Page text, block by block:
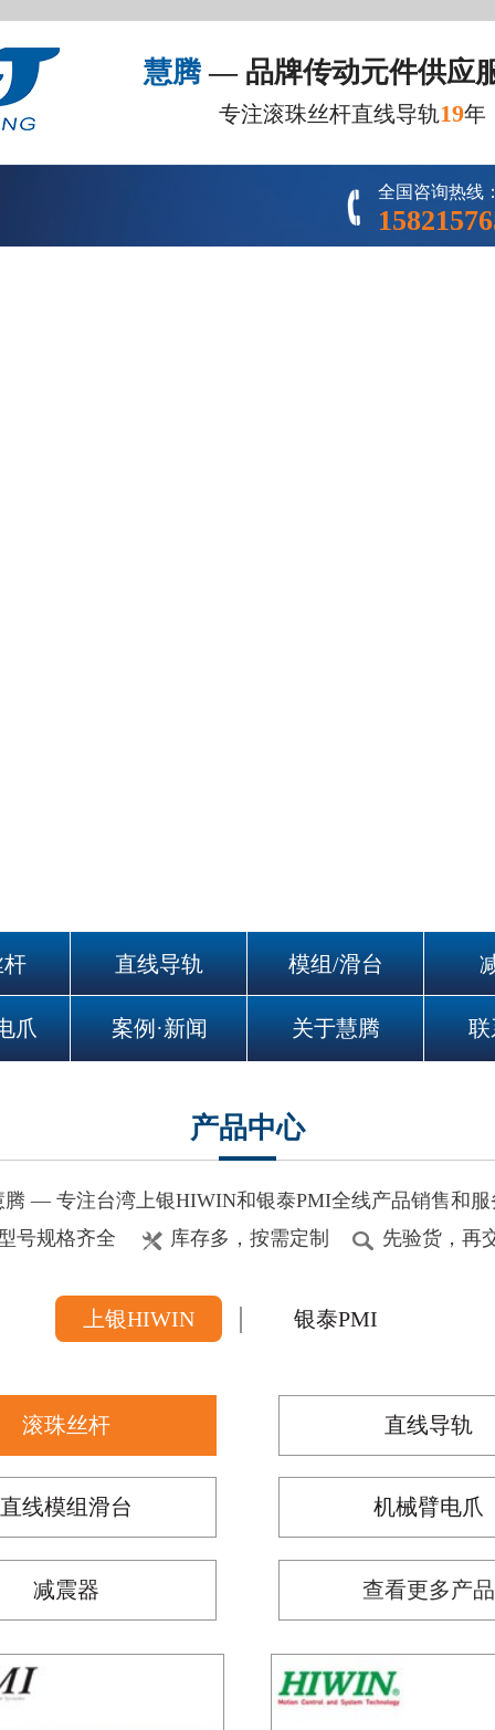
慧腾— 品牌传动元件供应
专注滚珠丝杆直线导轨19年
全国咨询热线
杆 直线导轨 模组/滑台
爪 案例·新闻 关于慧腾 联
产品中心
腾 — 专注台湾上银HIWIN和银泰PMI全线产品销售和服
号规格齐全
库存多，按需定制 先验货，再
上银HIWIN 银泰PMI
滚珠丝杆 直线导轨
直线模组滑台 机械臂电爪
减震器 查看更多产品